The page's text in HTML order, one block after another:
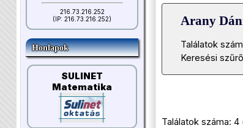
216.73.216.252
(IP: 216.73.216.252)
Honlapok
SULINET
Matematika
Arany
Találatok
Keresési
Találatok száma: 4